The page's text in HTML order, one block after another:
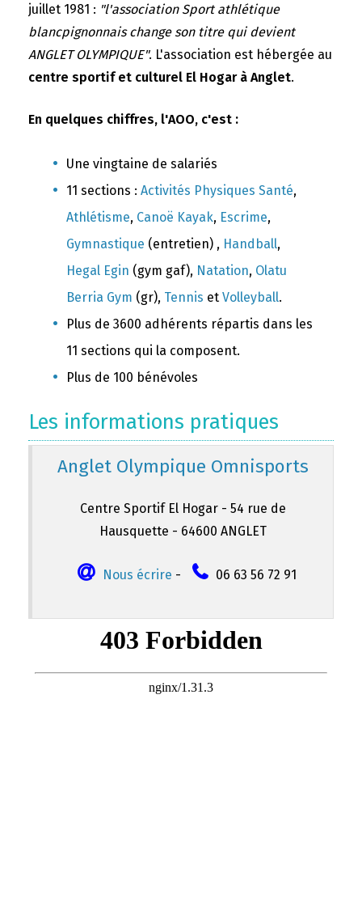
juillet 1981 : "l'association Sport athlétique
blancpignonnais change son titre qui devient
ANGLET OLYMPIQUE". L'association est hébergée au
centre sportif et culturel El Hogar à Anglet.
En quelques chiffres, l'AOO, c'est :
Une vingtaine de salariés
11 sections : Activités Physiques Santé,
Athlétisme, Canoë Kayak, Escrime,
Gymnastique (entretien) , Handball,
Hegal Egin (gym gaf), Natation, Olatu
Berria Gym (gr), Tennis et Volleyball.
Plus de 3600 adhérents répartis dans les
11 sections qui la composent.
Plus de 100 bénévoles
Les informations pratiques
Anglet Olympique Omnisports
Centre Sportif El Hogar - 54 rue de
Hausquette - 64600 ANGLET
Nous écrire - 06 63 56 72 91